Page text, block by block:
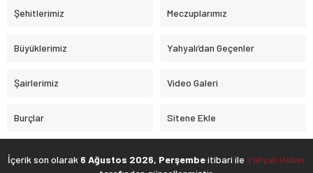
Şehitlerimiz Meczuplarımız
Büyüklerimiz Yahyalı’dan Geçenler
Şairlerimiz Video Galeri
Burçlar Sitene Ekle
İçerik son olarak 6 Ağustos 2026, Perşembeitibari ile Yahyalı Haber